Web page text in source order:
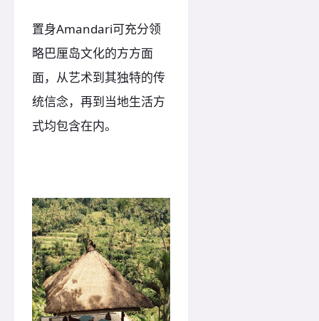
置身Amandari可充分领
略巴厘岛文化的方方面
面，从艺术到其独特的传
统信念，再到当地生活方
式均包含在内。